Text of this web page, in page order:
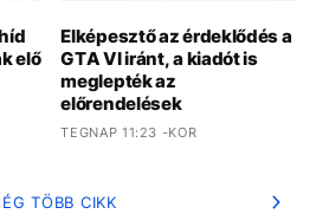
elő
Elképesztő az érdeklődés a
GTA VI iránt, a kiadót is
meglepték az
előrendelések
TEGNAP 11:23 -KOR
TÖBB CIKK